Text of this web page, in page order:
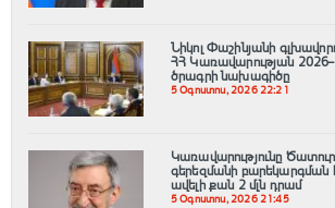
Նիկոլ Փաշինյանի
ՀՀ Կառավարության
ծրագրի նախագիծը
5 Օգոստոս, 2026 22:21
Կառավարությունը
գերեզմանի
ավելի քան 2 մլն դրամ
5 Օգոստոս, 2026 21:45